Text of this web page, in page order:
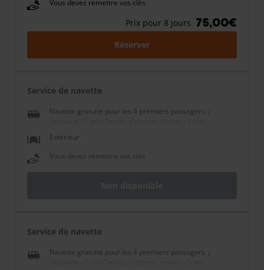
Vous devez remettre vos clés
Prix pour 8 jours 75,00€
Réserver
Service de navette
Navette gratuite pour les 4 premiers passagers
Extérieur
Vous devez remettre vos clés
Service de navette
Navette gratuite pour les 4 premiers passagers